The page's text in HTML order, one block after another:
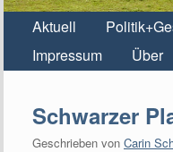
Aktuell
Impressum
Über
Schwarzer
Geschrieben von Carin